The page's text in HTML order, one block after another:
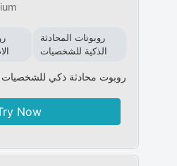
روبوتات المحادثة
الذكية للشخصيات
روبوت محادثة ذكي للشخصيات
Now